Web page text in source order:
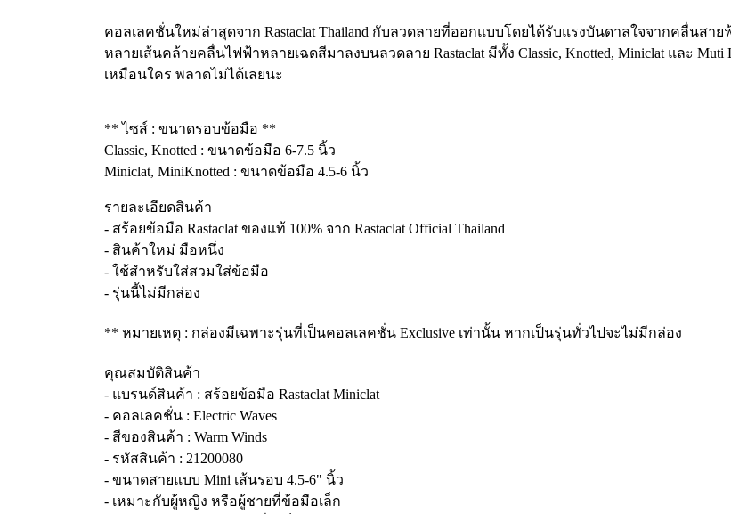
คอลเลคชั่นใหม่ล่าสุดจาก Rastaclat Thailand กับลวดลายที่ออกแบบโดยได้รับแรงบันดาลใจจากคลื่นสา
หลายเส้นคล้ายคลื่นไฟฟ้าหลายเฉดสีมาลงบนลวดลาย Rastaclat มีทั้ง Classic, Knotted, Miniclat และ
เหมือนใคร พลาดไม่ได้เลยนะ
** ไซส์ : ขนาดรอบข้อมือ **
Classic, Knotted : ขนาดข้อมือ 6-7.5 นิ้ว
Miniclat, MiniKnotted : ขนาดข้อมือ 4.5-6 นิ้ว
รายละเอียดสินค้า
- สร้อยข้อมือ Rastaclat ของแท้ 100% จาก Rastaclat Official Thailand
- สินค้าใหม่ มือหนึ่ง
- ใช้สำหรับใส่สวมใส่ข้อมือ
- รุ่นนี้ไม่มีกล่อง
** หมายเหตุ : กล่องมีเฉพาะรุ่นที่เป็นคอลเลคชั่น Exclusive เท่านั้น หากเป็นรุ่นทั่วไปจะไม่มีกล่อง
คุณสมบัติสินค้า
- แบรนด์สินค้า : สร้อยข้อมือ Rastaclat Miniclat
- คอลเลคชั่น : Electric Waves
- สีของสินค้า : Warm Winds
- รหัสสินค้า : 21200080
- ขนาดสายแบบ Mini เส้นรอบ 4.5-6" นิ้ว
- เหมาะกับผู้หญิง หรือผู้ชายที่ข้อมือเล็ก